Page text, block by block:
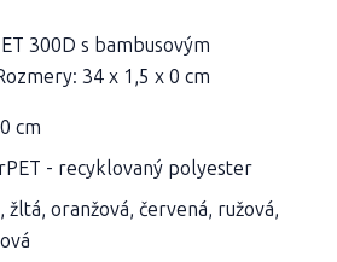
300D s bambusovým
34 x 1,5 x 0 cm
cm
- recyklovaný polyester
žltá, oranžová, červená, ružová,